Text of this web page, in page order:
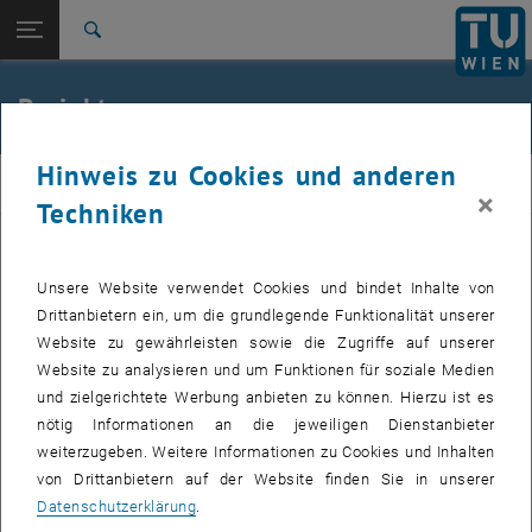
TU Login
Quicklinks
Quicklinks-Menü umschalten
Studium
Zur 1. Menü Ebene
Tieftemperaturphysik und Supraleitung
Zurück: Subseiten von Tieftemperaturphysik und Supraleitung auflisten
Tieftemperaturphysik und
Projekte
Tieftemperaturphysik und Supraleitung
Weiterentwickelte hochtemperatursupraleitende Bänder
FWF Michael Eisterer, öffnet eine externe URL in einem neuen Fenster
Horizon Europe
Eurofusion:Hochtemperatursupraleiter für Fusionsmagnete
http://www.oeaw.ac.at/fusion/, öffnet eine externe URL in einem
Hinweis zu Cookies und anderen
Techniken
×
Unsere Website verwendet Cookies und bindet Inhalte von
Drittanbietern ein, um die grundlegende Funktionalität unserer
Website zu gewährleisten sowie die Zugriffe auf unserer
Website zu analysieren und um Funktionen für soziale Medien
und zielgerichtete Werbung anbieten zu können. Hierzu ist es
nötig Informationen an die jeweiligen Dienstanbieter
weiterzugeben. Weitere Informationen zu Cookies und Inhalten
von Drittanbietern auf der Website finden Sie in unserer
Datenschutzerklärung.